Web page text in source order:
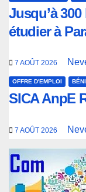
Jusqu’à
étudier à
7 AOÛT 2026
OFFRE D'EMPLOI
SICA AnpE
7 AOÛT 2026